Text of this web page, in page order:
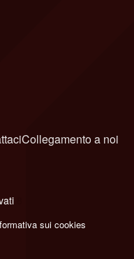
Collegamento a noi
sui cookies